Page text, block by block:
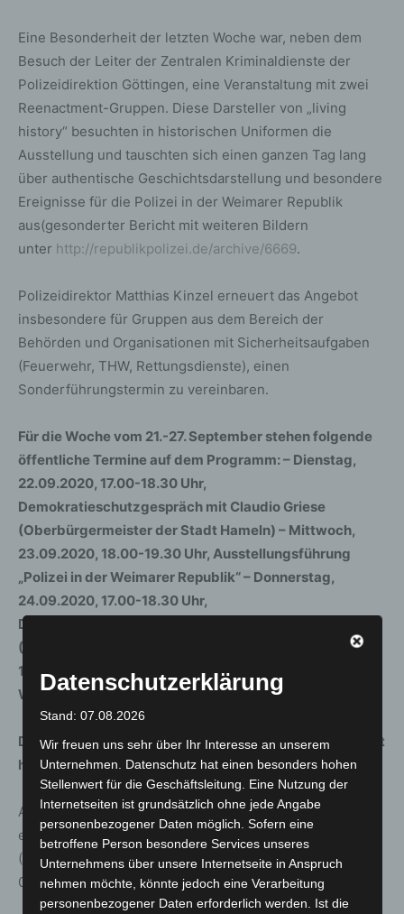
Eine Besonderheit der letzten Woche war, neben dem
Besuch der Leiter der Zentralen Kriminaldienste der
Polizeidirektion Göttingen, eine Veranstaltung mit zwei
Reenactment-Gruppen. Diese Darsteller von „living
history“ besuchten in historischen Uniformen die
Ausstellung und tauschten sich einen ganzen Tag lang
über authentische Geschichtsdarstellung und besondere
Ereignisse für die Polizei in der Weimarer Republik
aus(gesonderter Bericht mit weiteren Bildern
unter http://republikpolizei.de/archive/6669.
Polizeidirektor Matthias Kinzel erneuert das Angebot
insbesondere für Gruppen aus dem Bereich der
Behörden und Organisationen mit Sicherheitsaufgaben
(Feuerwehr, THW, Rettungsdienste), einen
Sonderführungstermin zu vereinbaren.
Für die Woche vom 21.-27. September stehen folgende
öffentliche Termine auf dem Programm: – Dienstag,
22.09.2020, 17.00-18.30 Uhr,
Demokratieschutzgespräch mit Claudio Griese
(Oberbürgermeister der Stadt Hameln) – Mittwoch,
23.09.2020, 18.00-19.30 Uhr, Ausstellungsführung
„Polizei in der Weimarer Republik“ – Donnerstag,
24.09.2020, 17.00-18.30 Uhr,
Demokratieschutzgespräch mit Johannes Schraps
(Bundestagsabgeordneter) – Sonntag, 27.09.2020,
11.00-12.30 Uhr, Ausstellungsführung „Polizei in der
Weimarer Republik“
Die Polizeiinspektion Hameln-Pyrmont/Holzminden lädt
herzlich zur Teilnahme ein.
Aufgrund der Corona-Einschränkungen ist die Platzzahl
eingeschränkt. Es wird um eine telefonische Anmeldung
(Tel.: 05151/933-259; Frau Kalmbach bzw.
0151/16728624) gebeten.
Datenschutzerklärung
Stand: 07.08.2026
Wir freuen uns sehr über Ihr Interesse an unserem
Unternehmen. Datenschutz hat einen besonders hohen
Stellenwert für die Geschäftsleitung. Eine Nutzung der
Internetseiten ist grundsätzlich ohne jede Angabe
personenbezogener Daten möglich. Sofern eine
betroffene Person besondere Services unseres
Unternehmens über unsere Internetseite in Anspruch
nehmen möchte, könnte jedoch eine Verarbeitung
personenbezogener Daten erforderlich werden. Ist die